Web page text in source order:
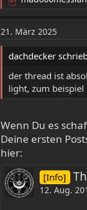
R
e
a
k
t
o
n
e
21. März 2025
dachdecker
der thread ist
light, zum
Wenn Du es
Deine ersten
hier:
[Info]
12. Aug.